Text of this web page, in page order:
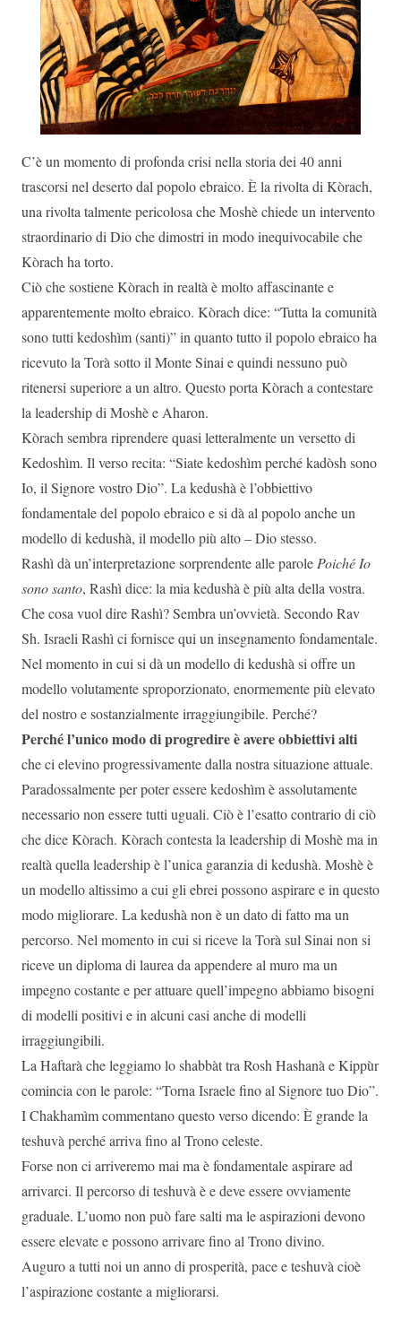
C’è un momento di profonda crisi nella storia dei 40 anni
trascorsi nel deserto dal popolo ebraico. È la rivolta di Kòrach,
una rivolta talmente pericolosa che Moshè chiede un intervento
straordinario di Dio che dimostri in modo inequivocabile che
Kòrach ha torto.
Ciò che sostiene Kòrach in realtà è molto affascinante e
apparentemente molto ebraico. Kòrach dice: “Tutta la comunità
sono tutti kedoshìm (santi)” in quanto tutto il popolo ebraico ha
ricevuto la Torà sotto il Monte Sinai e quindi nessuno può
ritenersi superiore a un altro. Questo porta Kòrach a contestare
la leadership di Moshè e Aharon.
Kòrach sembra riprendere quasi letteralmente un versetto di
Kedoshìm. Il verso recita: “Siate kedoshìm perché kadòsh sono
Io, il Signore vostro Dio”. La kedushà è l’obbiettivo
fondamentale del popolo ebraico e si dà al popolo anche un
modello di kedushà, il modello più alto – Dio stesso.
Rashì dà un’interpretazione sorprendente alle parole Poiché Io
sono santo, Rashì dice: la mia kedushà è più alta della vostra.
Che cosa vuol dire Rashì? Sembra un’ovvietà. Secondo Rav
Sh. Israeli Rashì ci fornisce qui un insegnamento fondamentale.
Nel momento in cui si dà un modello di kedushà si offre un
modello volutamente sproporzionato, enormemente più elevato
del nostro e sostanzialmente irraggiungibile. Perché?
Perché l’unico modo di progredire è avere obbiettivi alti
che ci elevino progressivamente dalla nostra situazione attuale.
Paradossalmente per poter essere kedoshìm è assolutamente
necessario non essere tutti uguali. Ciò è l’esatto contrario di ciò
che dice Kòrach. Kòrach contesta la leadership di Moshè ma in
realtà quella leadership è l’unica garanzia di kedushà. Moshè è
un modello altissimo a cui gli ebrei possono aspirare e in questo
modo migliorare. La kedushà non è un dato di fatto ma un
percorso. Nel momento in cui si riceve la Torà sul Sinai non si
riceve un diploma di laurea da appendere al muro ma un
impegno costante e per attuare quell’impegno abbiamo bisogni
di modelli positivi e in alcuni casi anche di modelli
irraggiungibili.
La Haftarà che leggiamo lo shabbàt tra Rosh Hashanà e Kippùr
comincia con le parole: “Torna Israele fino al Signore tuo Dio”.
I Chakhamìm commentano questo verso dicendo: È grande la
teshuvà perché arriva fino al Trono celeste.
Forse non ci arriveremo mai ma è fondamentale aspirare ad
arrivarci. Il percorso di teshuvà è e deve essere ovviamente
graduale. L’uomo non può fare salti ma le aspirazioni devono
essere elevate e possono arrivare fino al Trono divino.
Auguro a tutti noi un anno di prosperità, pace e teshuvà cioè
l’aspirazione costante a migliorarsi.